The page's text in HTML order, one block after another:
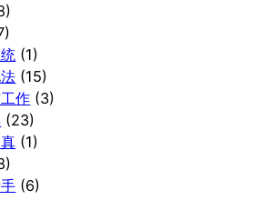
(1)
(15)
作 (3)
(23)
(1)
(6)